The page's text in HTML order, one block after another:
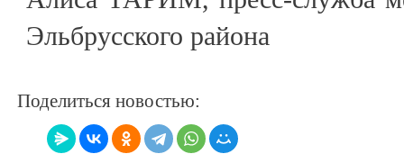
Эльбрусского района
Поделиться новостью: